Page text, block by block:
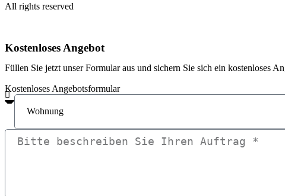
All rights reserved
Kostenloses Angebot
Füllen Sie jetzt unser Formular aus und sichern Sie sich ein kostenloses
Kostenloses Angebotsformular